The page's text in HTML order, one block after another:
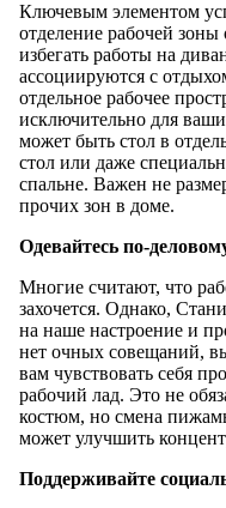
Ключевым элементом
отделение рабочей
избегать работы на
ассоциируются с
отдельное рабочее
исключительно для
может быть стол в
стол или даже
спальне. Важен не
прочих зон в доме.
Одевайтесь по-
Многие считают, что
захочется. Однако,
на наше настроение и
нет очных совещаний,
вам чувствовать себя
рабочий лад. Это не
костюм, но смена
может улучшить
Поддерживайте